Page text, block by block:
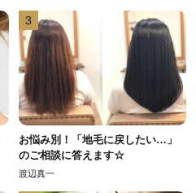
3
お悩み別！「地毛に戻したい…」
のご相談に答えます☆
渡辺真一